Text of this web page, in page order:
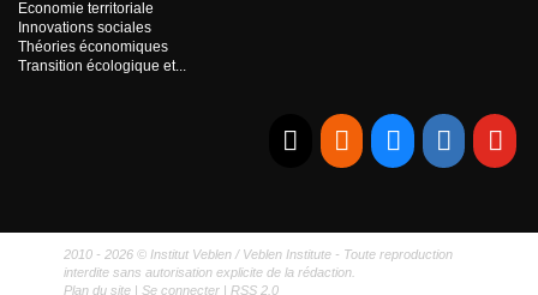
Economie territoriale
Innovations sociales
Théories économiques
Transition écologique et...
2010 - 2026 © Institut Veblen / Veblen Institute - Toute reproduction
interdite sans autorisation explicite de la rédaction.
Plan du site |Se connecter | RSS 2.0